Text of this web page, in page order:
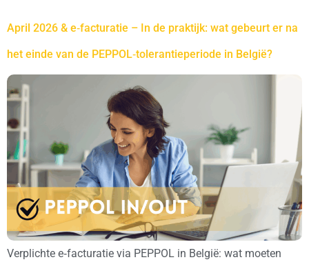
April 2026 & e‑facturatie – In de praktijk: wat gebeurt er na
het einde van de PEPPOL‑tolerantieperiode in België?
Verplichte e‑facturatie via PEPPOL in België: wat moeten